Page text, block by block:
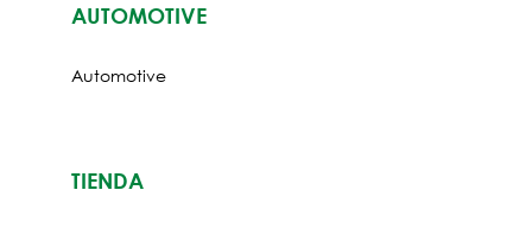
LOGIN
AUTOMOTIVE
Automotive
TIENDA